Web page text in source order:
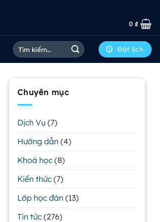
0 ₫
Tìm
kiếm:
Đặt lịch
Chuyên mục
Dịch Vụ (7)
Hướng dẫn (4)
Khoá học (8)
Kiến thức (7)
Lớp học đàn (13)
Tin tức (276)